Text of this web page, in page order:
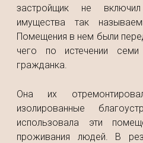
застройщик не
имущества так
Помещения в нем были
чего по истечении
гражданка.
Она их
изолированные
использовала эти
проживания людей. В